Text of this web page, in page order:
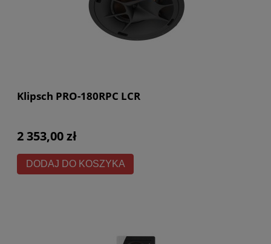
Klipsch PRO-180RPC LCR
2 353,00 zł
DODAJ DO KOSZYKA